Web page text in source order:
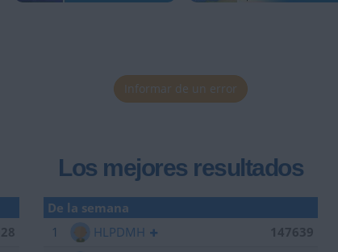
Informar de un error
Los mejores resultados
De la semana
1
HLPDMH
147639